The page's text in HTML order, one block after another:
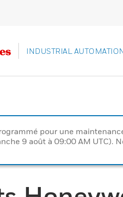
INDUSTRIAL
pour une
9 août à 09:00 AM UTC).